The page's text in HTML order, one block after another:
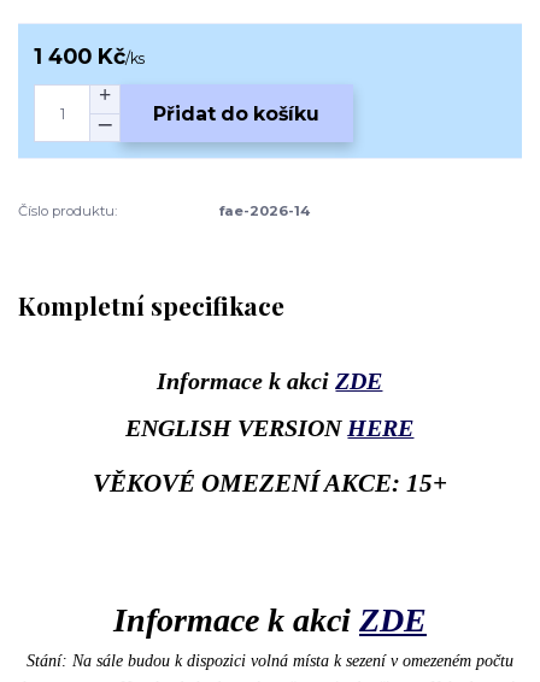
1 400 Kč/ks
Přidat do košíku
Číslo produktu: fae-2026-14
Kompletní specifikace
Informace k akciZDE
ENGLISH VERSION HERE
VĚKOVÉ OMEZENÍ AKCE: 15+
Informace k akci ZDE
Stání: Na sále budou k dispozici volná místa k sezení v omezeném počtu